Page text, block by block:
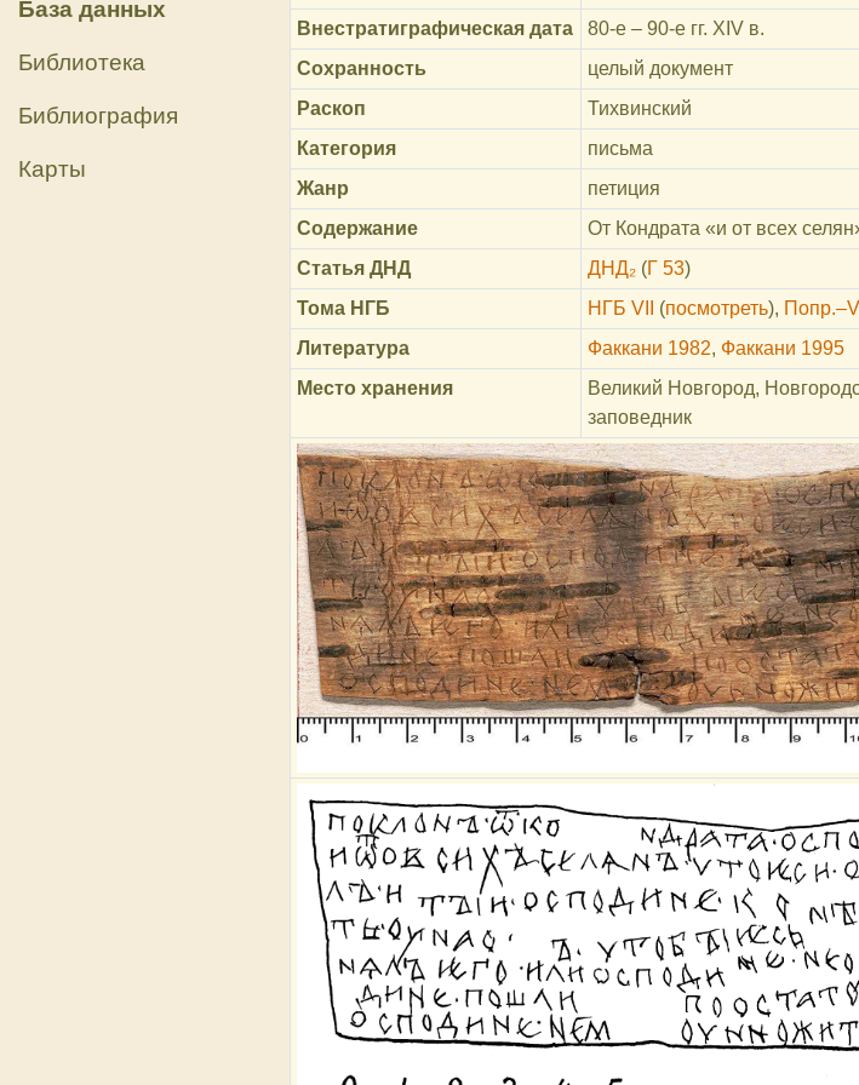
База данных
Библиотека
Библиография
Карты
Внестратиграфическая дата
80-е – 90-е гг. XIV в.
Сохранность
целый документ
Раскоп
Тихвинский
Категория
письма
Жанр
петиция
Содержание
От Кондрата «и от всех
Статья ДНД
ДНД₂(Г 53)
Тома НГБ
НГБ VII (посмотреть),
Литература
Факкани 1982, Факкани 1995
Место хранения
Великий Новгород,
заповедник